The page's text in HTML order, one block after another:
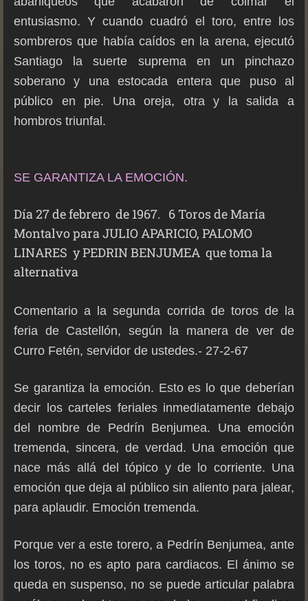
entusiasmo. Y cuando cuadró el toro, entre los
sombreros que había caídos en la arena, ejecutó
Santiago la suerte suprema en un pinchazo
soberano y una estocada entera que puso al
público en pie. Una oreja, otra y la salida a
hombros triunfal.
SE GARANTIZA LA EMOCIÓN.
Día 27 de febrero de 1967. 6 Toros de María
Montalvo para JULIO APARICIO, PALOMO
LINARES y PEDRIN BENJUMEA que toma la
alternativa
Comentario a la segunda corrida de toros de la
feria de Castellón, según la manera de ver de
Curro Fetén, servidor de ustedes.- 27-2-67
Se garantiza la emoción. Esto es lo que deberían
decir los carteles feriales inmediatamente debajo
del nombre de Pedrín Benjumea. Una emoción
tremenda, sincera, de verdad. Una emoción que
nace más allá del tópico y de lo corriente. Una
emoción que deja al público sin aliento para jalear,
para aplaudir. Emoción tremenda.
Porque ver a este torero, a Pedrín Benjumea, ante
los toros, no es apto para cardiacos. El ánimo se
queda en suspenso, no se puede articular palabra